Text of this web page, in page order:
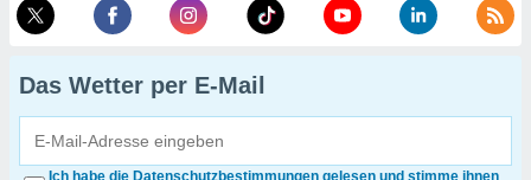
Das Wetter per E-Mail
Ich habe die Datenschutzbestimmungen gelesen und stimme ihnen